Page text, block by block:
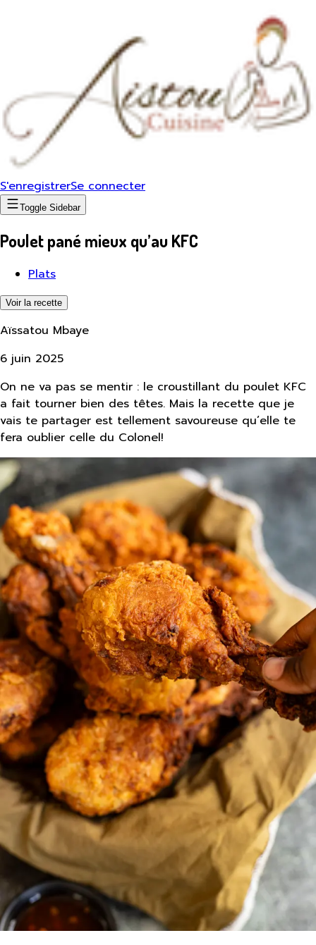
S'enregistrerSe connecter
Toggle Sidebar
Poulet pané mieux qu’au KFC
Plats
Voir la recette
Aïssatou Mbaye
6 juin 2025
On ne va pas se mentir : le croustillant du poulet KFC
a fait tourner bien des têtes. Mais la recette que je
vais te partager est tellement savoureuse qu’elle te
fera oublier celle du Colonel!